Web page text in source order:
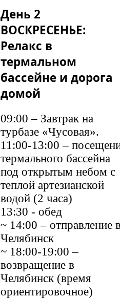
День 2
ВОСКРЕСЕНЬЕ:
Релакс в
термальном
бассейне и дорога
домой
09:00 – Завтрак на
турбазе «Чусовая».
11:00-13:00 –
термального бассейна
под открытым небом с
теплой артезианской
водой (2 часа)
13:30 - обед
~ 14:00 – отправление
Челябинск
~ 18:00-19:00 –
возвращение в
Челябинск (время
ориентировочное)